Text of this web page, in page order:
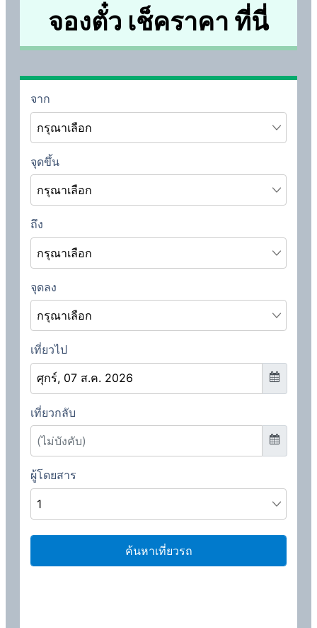
จองตั๋ว เช็คราคา ที่นี่